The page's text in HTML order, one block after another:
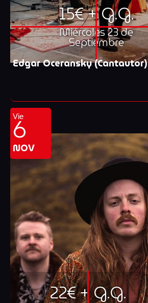
15€ + G.G.
Miércoles 23 de
Septiembre
Edgar Oceransky (Cantautor)
Vie
6
NOV
22€ + G.G.